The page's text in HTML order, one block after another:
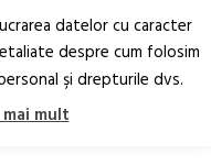
RO EN
datelor cu caracter
despre cum folosim
şi drepturile dvs.
mult